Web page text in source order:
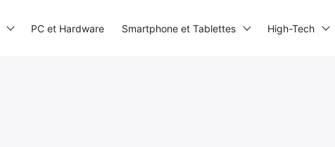
PC et Hardware Smartphone et Tablettes High-Tech